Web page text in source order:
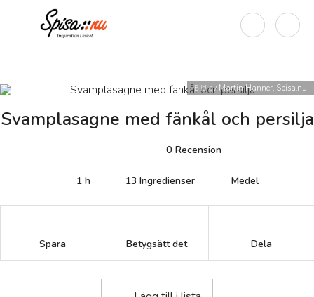
Bild av Martin Hanner, Spisa.nu
Svamplasagne med fänkål och persilja
0 Recension
1 h 13 Ingredienser Medel
Spara Betygsätt det Dela